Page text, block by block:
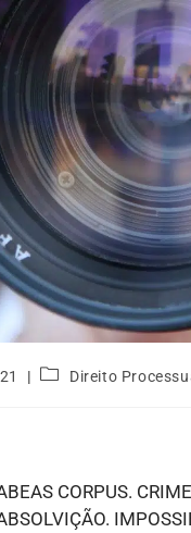
Direito
CORPUS.